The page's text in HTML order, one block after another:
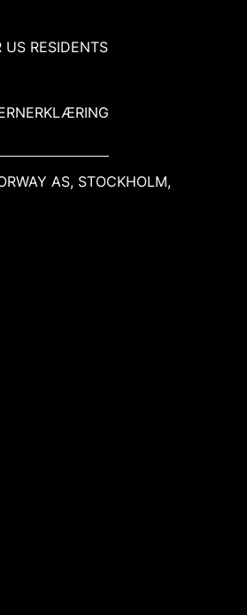
US RESIDENTS
AS, STOCKHOLM,